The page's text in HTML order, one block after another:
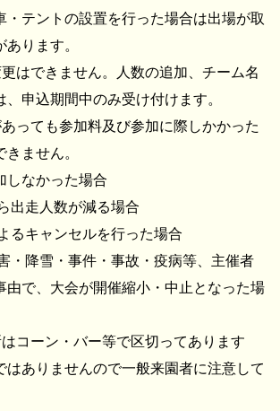
・テントの設置を行った場合は出場が取
ります。
はできません。人数の追加、チーム名
申込期間中のみ受け付けます。
っても参加料及び参加に際しかかった
ません。
しなかった場合
走人数が減る場合
キャンセルを行った場合
降雪・事件・事故・疫病等、主催者
由で、大会が開催縮小・中止となった場
コーン・バー等で区切ってあります
はありませんので一般来園者に注意して